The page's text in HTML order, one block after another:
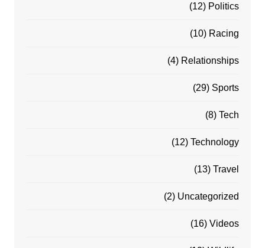
Politics
(12)
Racing
(10)
Relationships
(4)
Sports
(29)
Tech
(8)
Technology
(12)
Travel
(13)
Uncategorized
(2)
Videos
(16)